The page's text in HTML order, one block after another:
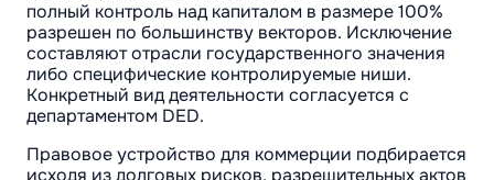
полный контроль над капиталом в размере 100%
разрешен по большинству векторов. Исключение
составляют отрасли государственного значения
либо специфические контролируемые ниши.
Конкретный вид деятельности согласуется с
департаментом DED.
Правовое устройство для коммерции подбирается
исходя из долговых рисков, разрешительных актов